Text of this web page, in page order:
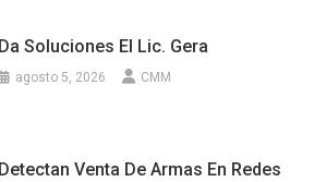
Da Soluciones El Lic. Gera
agosto 5, 2026 CMM
Detectan Venta De Armas En Redes